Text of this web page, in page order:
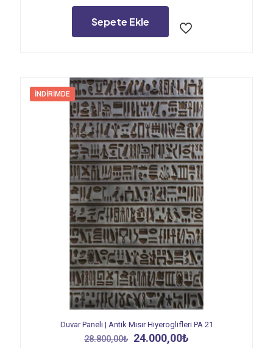
7.860,00₺.
Sepete Ekle
İNDIRIMDE
Duvar Paneli | Antik Mısır Hiyeroglifleri PA 21
28.800,00₺ Orijinal
24.000,00₺